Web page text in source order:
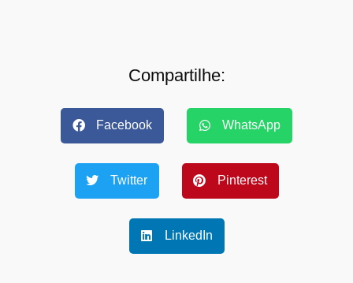
Compartilhe:
Facebook WhatsApp
Twitter Pinterest
LinkedIn